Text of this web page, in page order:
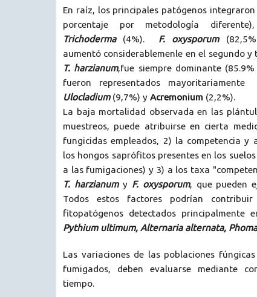
En raíz, los principales patógenos integraron
porcentaje por metodología
Trichoderma(4%). F. oxysporum
aumentó considerablemenle en el segundo
T. harzianum,fue siempre dominante
fueron representados
Ulocladium (9,7%) y Acremonium (2,2%).
La baja mortalidad observada en las
muestreos, puede atribuirse en cierta
fungicidas empleados, 2) la competencia y
los hongos saprófitos presentes en los
a las fumigaciones) y 3) a los taxa
T. harzianumy F. oxysporum, que pueden
Todos estos factores podrían
fitopatógenos detectados principalmente
Pythium ultimum, Alternaria alternata,
Las variaciones de las poblaciones
fumigados, deben evaluarse mediante
tiempo.